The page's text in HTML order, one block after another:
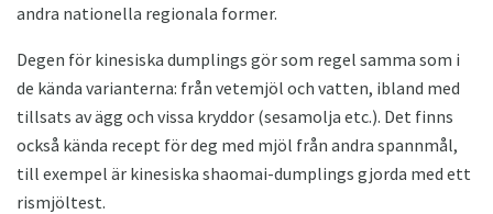
andra nationella regionala former.
Degen för kinesiska dumplings gör som regel samma som i
de kända varianterna: från vetemjöl och vatten, ibland med
tillsats av ägg och vissa kryddor (sesamolja etc.). Det finns
också kända recept för deg med mjöl från andra spannmål,
till exempel är kinesiska shaomai-dumplings gjorda med ett
rismjöltest.